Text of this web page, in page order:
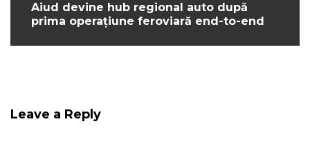
Aiud devine hub regional auto după
prima operațiune feroviară end-to-end
Leave a Reply